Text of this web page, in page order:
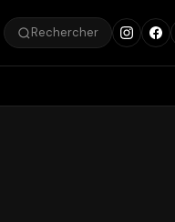
Rechercher